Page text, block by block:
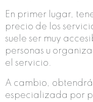
En primer lugar,
precio de los
suele ser muy
personas u
el servicio.
A cambio,
especializada por